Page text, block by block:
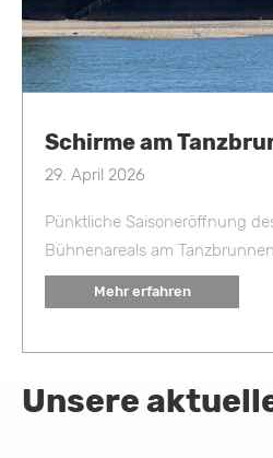
Schirme am
29. April 2026
Pünktliche Saisoneröffnung
Bühnenareals am
Mehr erfahren
Unsere